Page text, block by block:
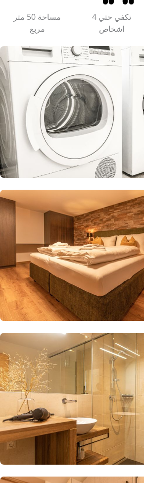
مساحة 50 متر
مربع
تكفي حتي 4
اشخاص